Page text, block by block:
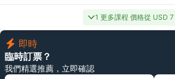
1 更多課程 價格從 USD 7
即時
臨時訂票？
我們精選推薦，立即確認